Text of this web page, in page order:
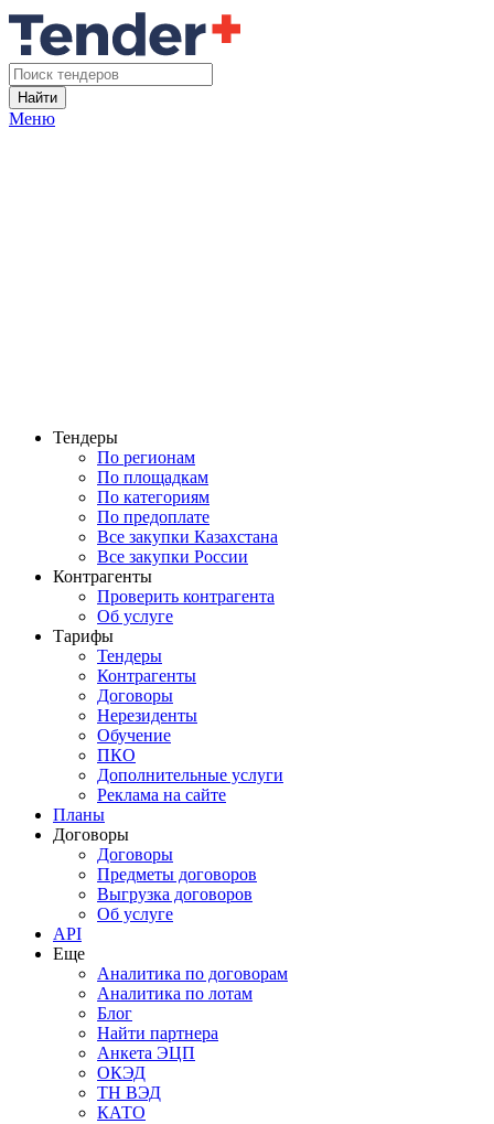
Найти
Меню
Тендеры
По регионам
По площадкам
По категориям
По предоплате
Все закупки Казахстана
Все закупки России
Контрагенты
Проверить контрагента
Об услуге
Тарифы
Тендеры
Контрагенты
Договоры
Нерезиденты
Обучение
ПКО
Дополнительные услуги
Реклама на сайте
Планы
Договоры
Договоры
Предметы договоров
Выгрузка договоров
Об услуге
API
Еще
Аналитика по договорам
Аналитика по лотам
Блог
Найти партнера
Анкета ЭЦП
ОКЭД
ТН ВЭД
КАТО